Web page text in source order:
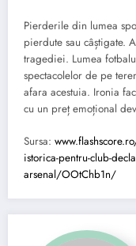
Pierderile din lumea
pierdute sau câștigate.
tragediei. Lumea
spectacolelor de pe
afara acestuia. Ironia
cu un preț emoțional
Sursa:
istorica-pentru-club-
arsenal/OOtChb1n/